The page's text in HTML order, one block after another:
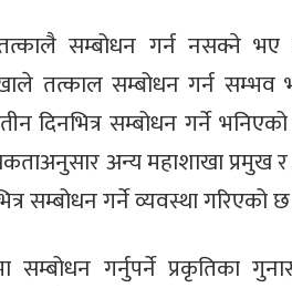
सम्बोधन गर्न नसक्ने भए
तत्काल सम्बोधन गर्न
दिनभित्र सम्बोधन गर्ने
अन्य महाशाखा प्रमुख
सम्बोधन गर्ने व्यवस्था गरिएको
सम्बोधन गर्नुपर्ने प्रकृतिका